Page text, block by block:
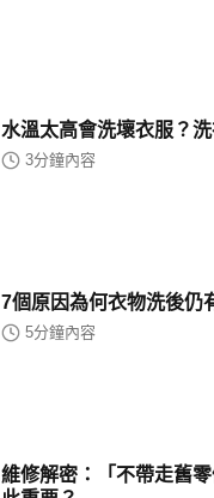
水溫太高會洗壞衣服？
3分鐘內容
7個原因為何衣物洗後仍
5分鐘內容
維修解密：「不帶走舊